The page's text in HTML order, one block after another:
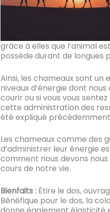
grâce à elles que l’animal
possède durant de longues
Ainsi, les chameaux sont un
niveaux d’énergie dont
courir ou si vous vous
cette administration des
été expliqué
Les chameaux comme des
d’administrer leur énergie
comment nous devons
cours de notre vie.
Bienfaits : Étire le dos,
Bénéfique pour le dos, la